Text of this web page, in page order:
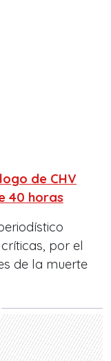
de CHV
40 horas
por el
de la muerte